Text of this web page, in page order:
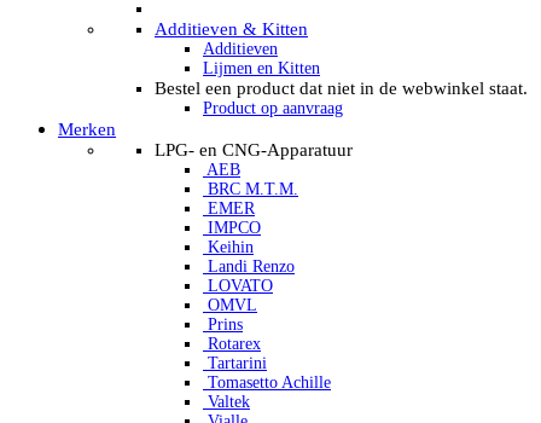
Additieven & Kitten
Additieven
Lijmen en Kitten
Bestel een product dat niet in de webwinkel staat.
Product op aanvraag
Merken
LPG- en CNG-Apparatuur
AEB
BRC M.T.M.
EMER
IMPCO
Keihin
Landi Renzo
LOVATO
OMVL
Prins
Rotarex
Tartarini
Tomasetto Achille
Valtek